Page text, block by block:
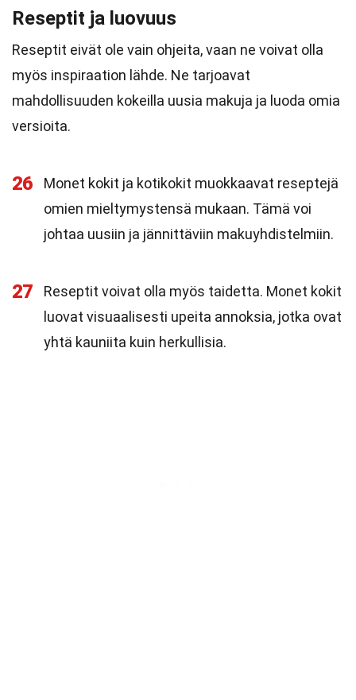
Reseptit ja luovuus
Reseptit eivät ole vain ohjeita, vaan ne voivat olla
myös inspiraation lähde. Ne tarjoavat
mahdollisuuden kokeilla uusia makuja ja luoda omia
versioita.
26
Monet kokit ja kotikokit muokkaavat reseptejä
omien mieltymystensä mukaan. Tämä voi
johtaa uusiin ja jännittäviin makuyhdistelmiin.
27
Reseptit voivat olla myös taidetta. Monet kokit
luovat visuaalisesti upeita annoksia, jotka ovat
yhtä kauniita kuin herkullisia.